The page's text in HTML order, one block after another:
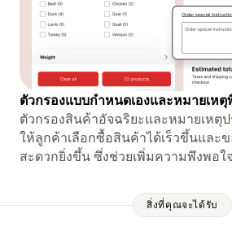
ตัวกรองแบบกำหนดเองและหมายเหตุ
ตัวกรองสินค้าอัจฉริยะและหมายเหตุ
ให้ลูกค้าเลือกซื้อสินค้าได้เร็วขึ้นและ
สะดวกยิ่งขึ้น ซึ่งช่วยเพิ่มความพึงพอใ
สิ่งที่คุณจะได้รับ